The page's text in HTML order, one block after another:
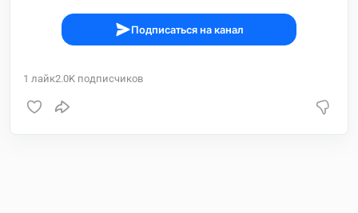
Подписаться на канал
1 лайк2.0K подписчиков